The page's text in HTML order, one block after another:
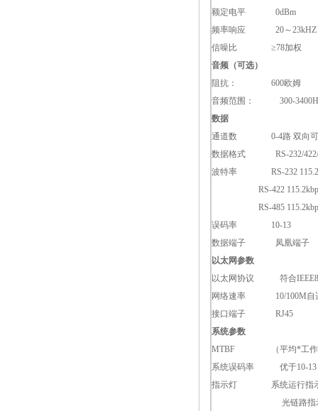
额定电平 0dBm
频率响应 20～23kHZ
信噪比 ≥78加权
音频（可选）
阻抗： 600欧姆
音频范围： 300-
数据
通道数 0-4路 双向可
数据格式 RS-232/422/
波特率 RS-232
RS-422 115.2kbps/
RS-485 115.2kbps/
误码率 10-13
数据端子 凤凰端子
以太网参数
以太网协议 符合
网络速率 10/100M自
接口端子 RJ45
系统参数
MTBF （平均*工作时
系统误码率 优于10-13
指示灯 系统运行指
光链路指